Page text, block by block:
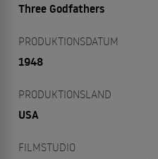
Three Godfathers
PRODUKTIONSDATUM
1948
PRODUKTIONSLAND
USA
FILMSTUDIO